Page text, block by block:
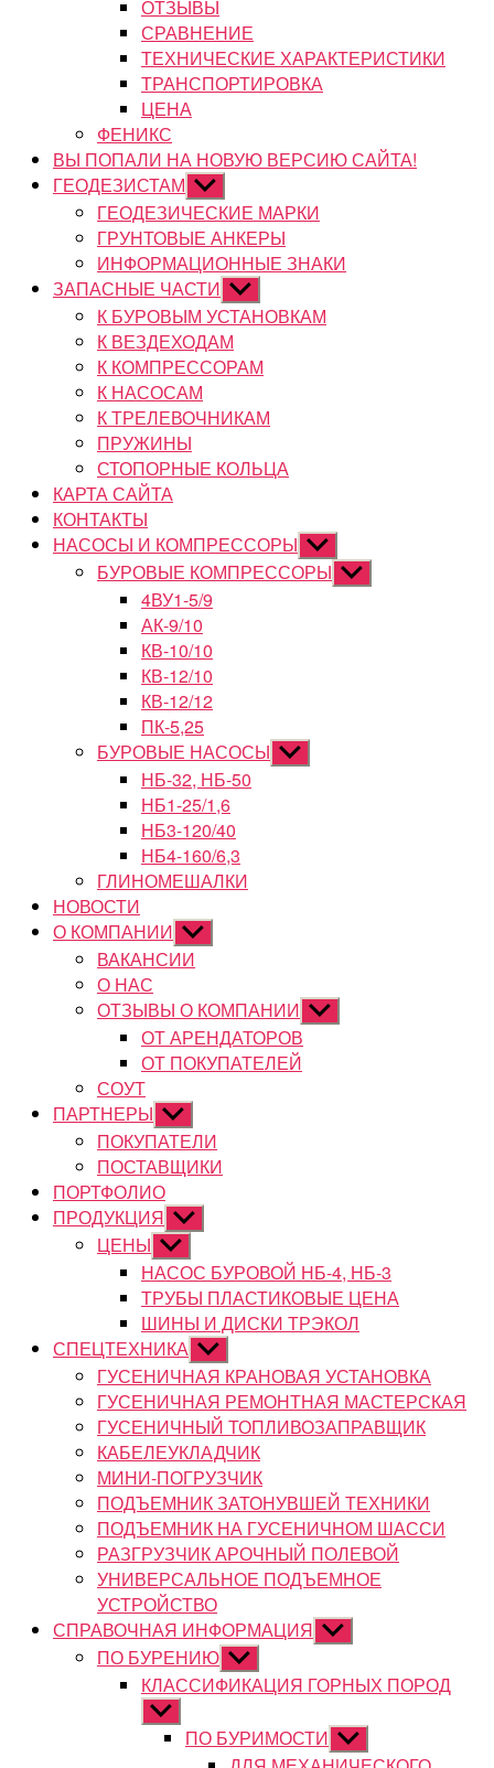
ОТЗЫВЫ
СРАВНЕНИЕ
ТЕХНИЧЕСКИЕ ХАРАКТЕРИСТИКИ
ТРАНСПОРТИРОВКА
ЦЕНА
ФЕНИКС
ВЫ ПОПАЛИ НА НОВУЮ ВЕРСИЮ САЙТА!
ГЕОДЕЗИСТАМ Показывать
подменю
ГЕОДЕЗИЧЕСКИЕ МАРКИ
ГРУНТОВЫЕ АНКЕРЫ
ИНФОРМАЦИОННЫЕ ЗНАКИ
ЗАПАСНЫЕ ЧАСТИ Показывать
подменю
К БУРОВЫМ УСТАНОВКАМ
К ВЕЗДЕХОДАМ
К КОМПРЕССОРАМ
К НАСОСАМ
К ТРЕЛЕВОЧНИКАМ
ПРУЖИНЫ
СТОПОРНЫЕ КОЛЬЦА
КАРТА САЙТА
КОНТАКТЫ
НАСОСЫ И КОМПРЕССОРЫ Показывать
подменю
БУРОВЫЕ КОМПРЕССОРЫ Показывать
подменю
4ВУ1-5/9
АК-9/10
КВ-10/10
КВ-12/10
КВ-12/12
ПК-5,25
БУРОВЫЕ НАСОСЫ Показывать
подменю
НБ-32, НБ-50
НБ1-25/1,6
НБ3-120/40
НБ4-160/6,3
ГЛИНОМЕШАЛКИ
НОВОСТИ
О КОМПАНИИ Показывать
подменю
ВАКАНСИИ
О НАС
ОТЗЫВЫ О КОМПАНИИ Показывать
подменю
ОТ АРЕНДАТОРОВ
ОТ ПОКУПАТЕЛЕЙ
СОУТ
ПАРТНЕРЫ Показывать
подменю
ПОКУПАТЕЛИ
ПОСТАВЩИКИ
ПОРТФОЛИО
ПРОДУКЦИЯ Показывать
подменю
ЦЕНЫ Показывать
подменю
НАСОС БУРОВОЙ НБ-4, НБ-3
ТРУБЫ ПЛАСТИКОВЫЕ ЦЕНА
ШИНЫ И ДИСКИ ТРЭКОЛ
СПЕЦТЕХНИКА Показывать
подменю
ГУСЕНИЧНАЯ КРАНОВАЯ УСТАНОВКА
ГУСЕНИЧНАЯ РЕМОНТНАЯ МАСТЕРСКАЯ
ГУСЕНИЧНЫЙ ТОПЛИВОЗАПРАВЩИК
КАБЕЛЕУКЛАДЧИК
МИНИ-ПОГРУЗЧИК
ПОДЪЕМНИК ЗАТОНУВШЕЙ ТЕХНИКИ
ПОДЪЕМНИК НА ГУСЕНИЧНОМ ШАССИ
РАЗГРУЗЧИК АРОЧНЫЙ ПОЛЕВОЙ
УНИВЕРСАЛЬНОЕ ПОДЪЕМНОЕ
УСТРОЙСТВО
СПРАВОЧНАЯ ИНФОРМАЦИЯ Показывать
подменю
ПО БУРЕНИЮ Показывать
подменю
КЛАССИФИКАЦИЯ ГОРНЫХ ПОРОД
Показывать
подменюПО БУРИМОСТИ Показывать
подменю